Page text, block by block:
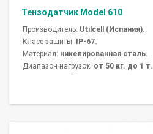
Тензодатчик Model 610
Производитель: Utilcell (Испания).
Класс защиты:
IP-67.
Материал: никелированная сталь.
Диапазон нагрузок: от 50 кг. до 1 т.